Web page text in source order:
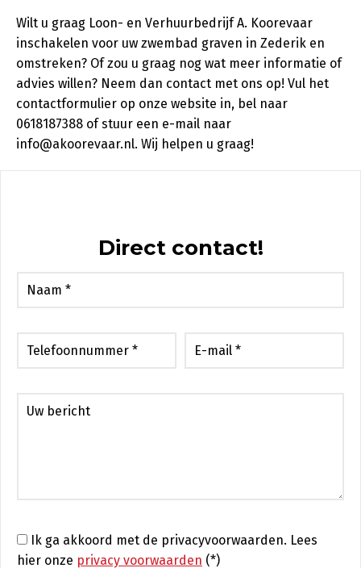
Wilt u graag Loon- en Verhuurbedrijf A. Koorevaar
inschakelen voor uw zwembad graven in Zederik en
omstreken? Of zou u graag nog wat meer informatie of
advies willen? Neem dan contact met ons op! Vul het
contactformulier op onze website in, bel naar
0618187388 of stuur een e-mail naar
info@akoorevaar.nl. Wij helpen u graag!
Direct contact!
Ik ga akkoord met de privacyvoorwaarden. Lees
hier onze privacy voorwaarden (*)